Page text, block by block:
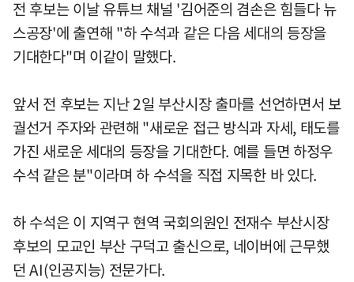
전 후보는 이날 유튜브 채널 '김어준의 겸손은 힘들다 뉴
스공장'에 출연해 "하 수석과 같은 다음 세대의 등장을
기대한다"며 이같이 말했다.
앞서 전 후보는 지난 2일 부산시장 출마를 선언하면서 보
궐선거 주자와 관련해 "새로운 접근 방식과 자세, 태도를
가진 새로운 세대의 등장을 기대한다. 예를 들면 하정우
수석 같은 분"이라며 하 수석을 직접 지목한 바 있다.
하 수석은 이 지역구 현역 국회의원인 전재수 부산시장
후보의 모교인 부산 구덕고 출신으로, 네이버에 근무했
던 AI(인공지능) 전문가다.